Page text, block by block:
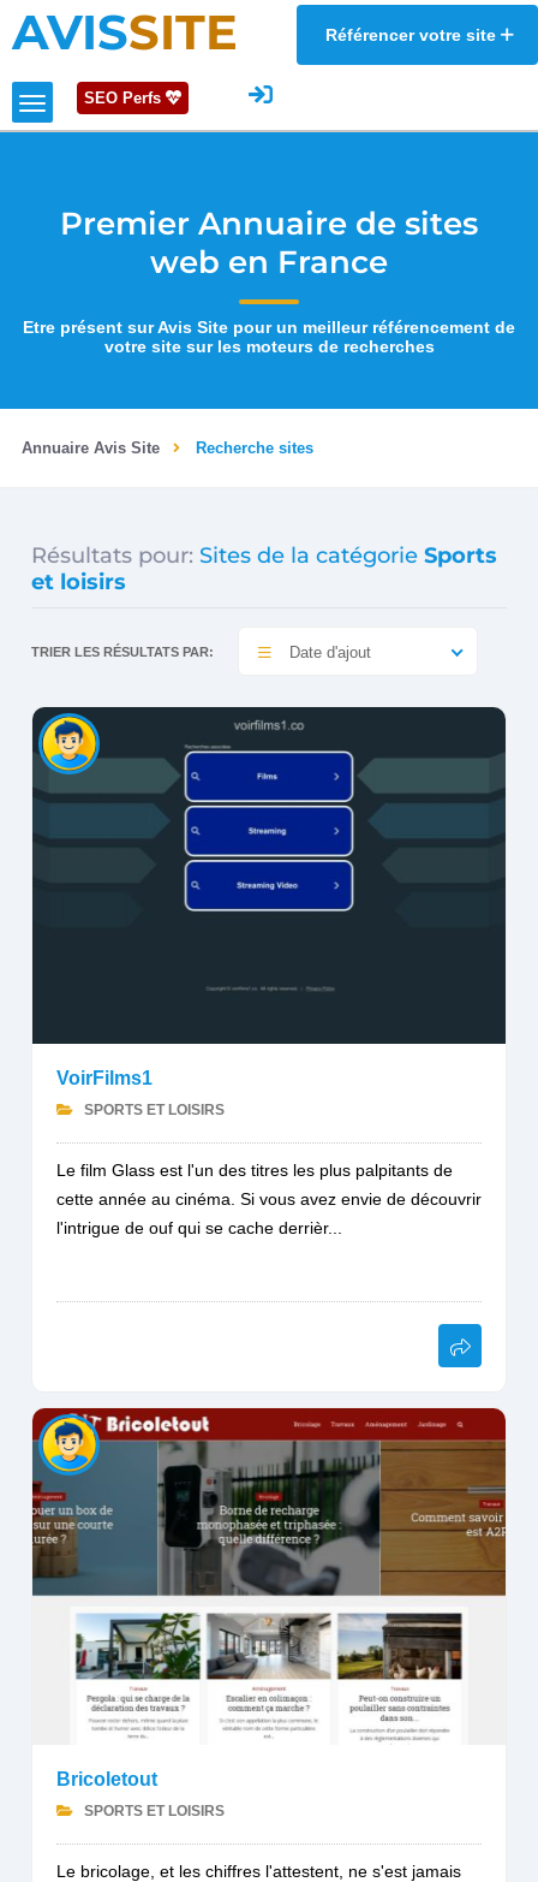
AVISSITE Référencer votre site
SEO Perfs
Premier Annuaire de sites
web en France
Etre présent sur Avis Site pour un meilleur référencement de
votre site sur les moteurs de recherches
Annuaire Avis Site Recherche sites
Résultats pour: Sites de la catégorie Sports
et loisirs
TRIER LES RÉSULTATS PAR: Date d'ajout
VoirFilms1
SPORTS ET LOISIRS
Le film Glass est l'un des titres les plus palpitants de
cette année au cinéma. Si vous avez envie de découvrir
l'intrigue de ouf qui se cache derrièr...
Bricoletout
SPORTS ET LOISIRS
Le bricolage, et les chiffres l'attestent, ne s'est jamais